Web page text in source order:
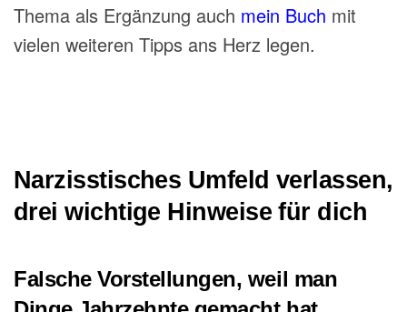
Thema als Ergänzung auch mein Buch mit
vielen weiteren Tipps ans Herz legen.
Narzisstisches Umfeld verlassen,
drei wichtige Hinweise für dich
Falsche Vorstellungen, weil man